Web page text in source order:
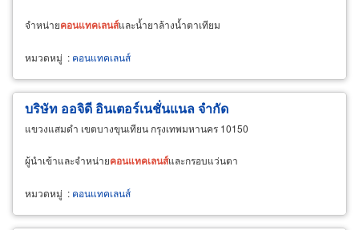
จำหน่ายคอนแทคเลนส์และน้ำยาล้างน้ำตาเทียม
หมวดหมู่ : คอนแทคเลนส์
บริษัท ออจิดี อินเตอร์เนชั่นแนล จำกัด
แขวงแสมดำ เขตบางขุนเทียน กรุงเทพมหานคร 10150
ผู้นำเข้าและจำหน่ายคอนแทคเลนส์และกรอบแว่นตา
หมวดหมู่ : คอนแทคเลนส์